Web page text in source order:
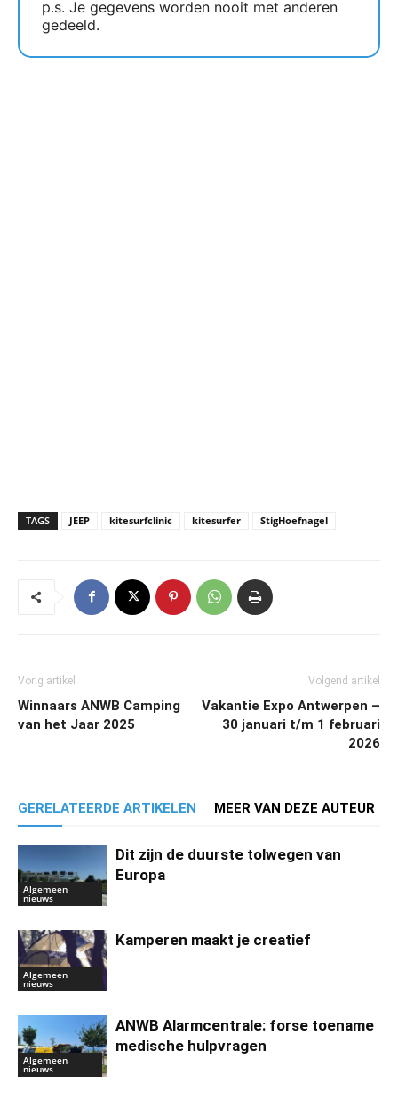
p.s. Je gegevens worden nooit met anderen
gedeeld.
TAGS JEEP kitesurfclinic kitesurfer StigHoefnagel
Vorig artikel
Winnaars ANWB Camping
van het Jaar 2025
Volgend artikel
Vakantie Expo Antwerpen –
30 januari t/m 1 februari
2026
GERELATEERDE ARTIKELEN MEER VAN DEZE AUTEUR
Algemeen
nieuws
Dit zijn de duurste tolwegen van
Europa
Algemeen
nieuws
Kamperen maakt je creatief
Algemeen
nieuws
ANWB Alarmcentrale: forse toename
medische hulpvragen